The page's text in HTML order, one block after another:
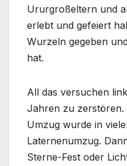
Ururgroßeltern und
erlebt und gefeiert
Wurzeln gegeben
hat.
All das versuchen
Jahren zu zerstören.
Umzug wurde in
Laternenumzug.
Sterne-Fest oder